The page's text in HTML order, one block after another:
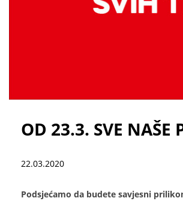
OD 23.3. SVE NAŠE
22.03.2020
Podsjećamo da budete savjesni